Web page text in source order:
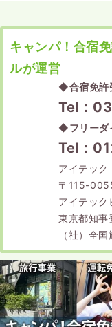
キャンパ！合宿
ルが運営
◆合宿免許
Tel：
◆フリーダ
Tel：
アイテック
〒115-
アイテック
東京都知
（社）全